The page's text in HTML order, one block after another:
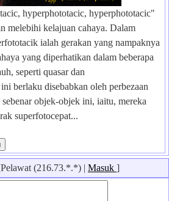
hyperphototacic, hyperphototacic"
melebihi kelajuan cahaya. Dalam
ialah gerakan yang nampaknya
yang diperhatikan dalam beberapa
seperti quasar dan
berlaku disebabkan oleh perbezaan
sebenar objek-objek ini, iaitu, mereka
superfotocepat...
(216.73.*.*) | Masuk ]